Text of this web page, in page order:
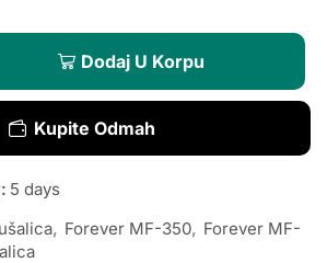
Dodaj U Korpu
Kupite Odmah
5 days
, Forever MF-350, Forever MF-